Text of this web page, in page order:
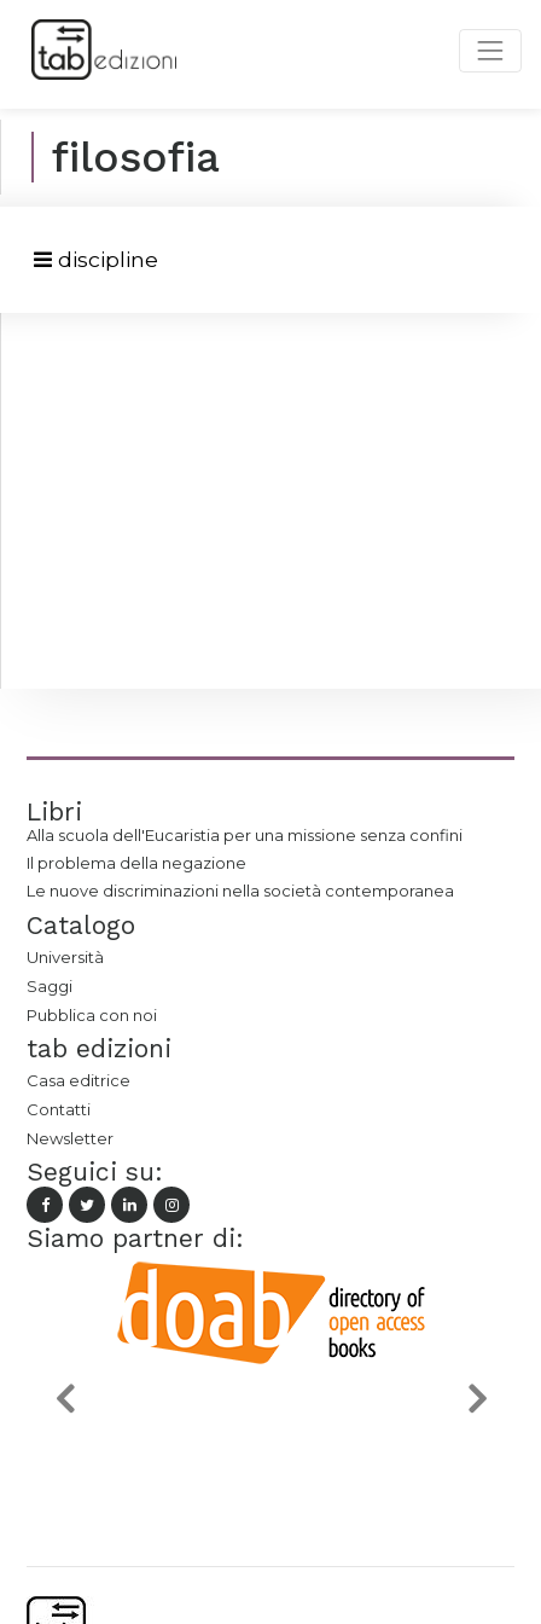
filosofia
discipline
Libri
Alla scuola dell'Eucaristia per una missione senza confini
Il problema della negazione
Le nuove discriminazioni nella società contemporanea
Catalogo
Università
Saggi
Pubblica con noi
tab edizioni
Casa editrice
Contatti
Newsletter
Seguici su:
Siamo partner di: